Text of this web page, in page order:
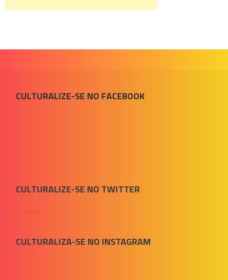
CULTURALIZE-SE NO FACEBOOK
CULTURALIZE-SE NO TWITTER
Meus Tuítes
CULTURALIZA-SE NO INSTAGRAM